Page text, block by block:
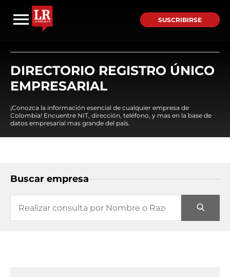
SUSCRIBIRSE
DIRECTORIO REGISTRO ÚNICO
EMPRESARIAL
¡Conozca la información esencial de cualquier empresa de
Colombia! Encuentre NIT, dirección, teléfono, y mas en la base de
datos empresarial mas grande del país.
Buscar empresa